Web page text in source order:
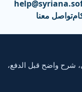
تواصل معنا
شرح واضح قبل الدفع،